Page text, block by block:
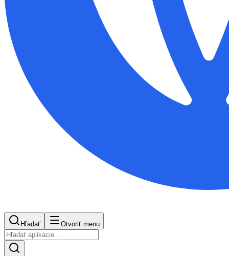
Hľadať Otvoriť menu